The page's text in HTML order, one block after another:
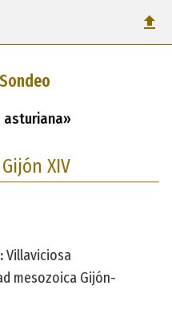
asturiana»
XIV
Villaviciosa
mesozoica Gijón-